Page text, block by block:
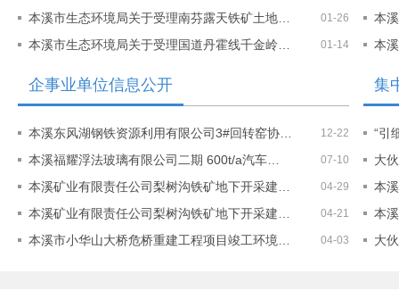
01-26
本溪市生态环境局关于受理南芬露天铁矿土地…
01-14
本溪市生态环境局关于受理国道丹霍线千金岭…
本
本
企事业单位信息公开
12-22
本溪东风湖钢铁资源利用有限公司3#回转窑协…
07-10
本溪福耀浮法玻璃有限公司二期 600t/a汽车…
04-29
本溪矿业有限责任公司梨树沟铁矿地下开采建…
04-21
本溪矿业有限责任公司梨树沟铁矿地下开采建…
04-03
本溪市小华山大桥危桥重建工程项目竣工环境…
集
“引
大
本
本
大